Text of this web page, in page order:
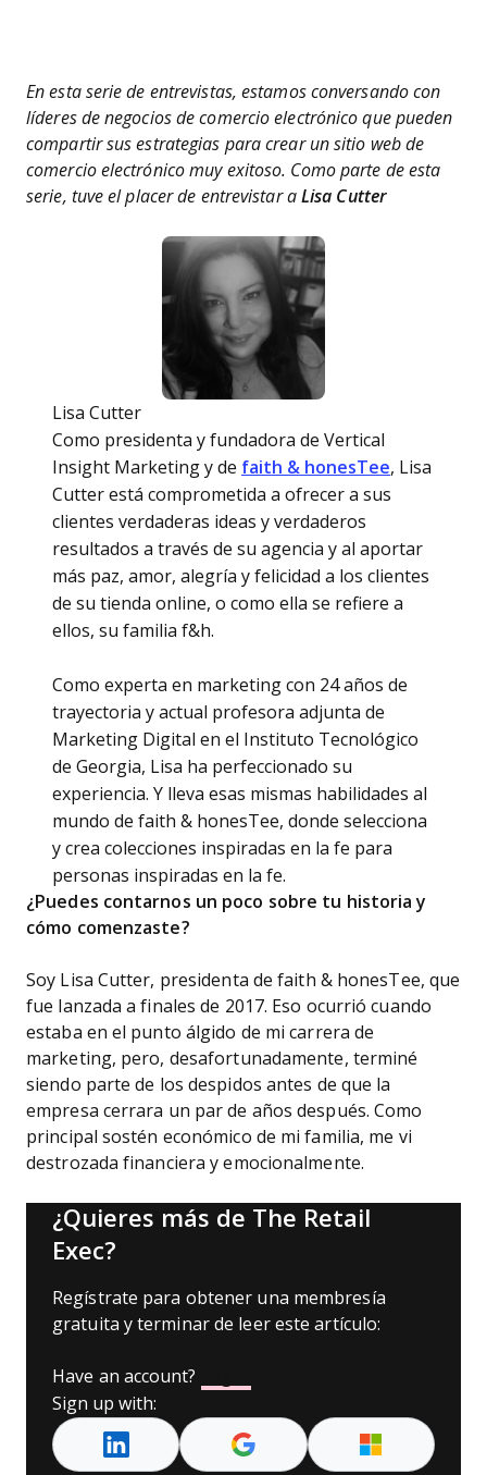
En esta serie de entrevistas, estamos conversando con
líderes de negocios de comercio electrónico que pueden
compartir sus estrategias para crear un sitio web de
comercio electrónico muy exitoso. Como parte de esta
serie, tuve el placer de entrevistar a Lisa Cutter
Lisa Cutter
Como presidenta y fundadora de Vertical
Insight Marketing y de faith & honesTee, Lisa
Cutter está comprometida a ofrecer a sus
clientes verdaderas ideas y verdaderos
resultados a través de su agencia y al aportar
más paz, amor, alegría y felicidad a los clientes
de su tienda online, o como ella se refiere a
ellos, su familia f&h.
Como experta en marketing con 24 años de
trayectoria y actual profesora adjunta de
Marketing Digital en el Instituto Tecnológico
de Georgia, Lisa ha perfeccionado su
experiencia. Y lleva esas mismas habilidades al
mundo de faith & honesTee, donde selecciona
y crea colecciones inspiradas en la fe para
personas inspiradas en la fe.
¿Puedes contarnos un poco sobre tu historia y
cómo comenzaste?
Soy Lisa Cutter, presidenta de faith & honesTee, que
fue lanzada a finales de 2017. Eso ocurrió cuando
estaba en el punto álgido de mi carrera de
marketing, pero, desafortunadamente, terminé
siendo parte de los despidos antes de que la
empresa cerrara un par de años después. Como
principal sostén económico de mi familia, me vi
destrozada financiera y emocionalmente.
¿Quieres más de The Retail
Exec?
Regístrate para obtener una membresía
gratuita y terminar de leer este artículo:
Have an account?
Sign up with: